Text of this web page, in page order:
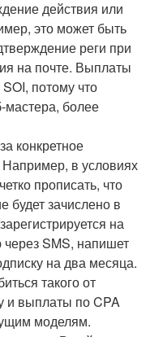
действия или
это может быть
реги при
на почте. Выплаты
потому что
мастера, более
конкретное
в условиях
прописать, что
будет зачислено в
на
через SMS, напишет
на два месяца.
такого от
и выплаты по CPA
моделям.